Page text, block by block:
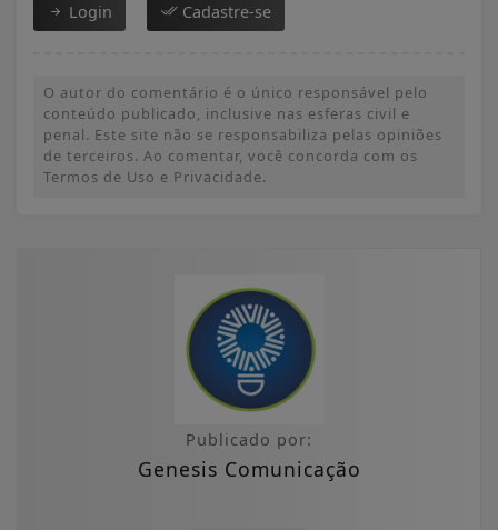
Login Cadastre-se
O autor do comentário é o único responsável pelo
conteúdo publicado, inclusive nas esferas civil e
penal. Este site não se responsabiliza pelas opiniões
de terceiros. Ao comentar, você concorda com os
Termos de Uso e Privacidade.
Publicado por:
Genesis Comunicação